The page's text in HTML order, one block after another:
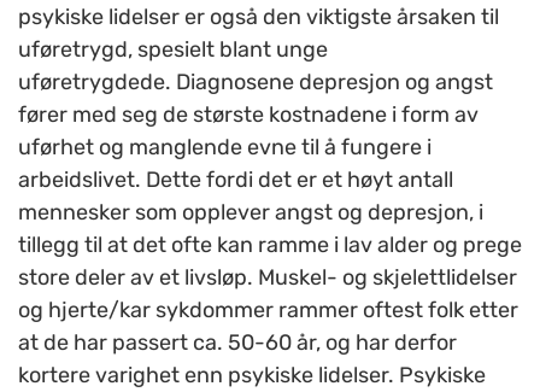
psykiske lidelser er også den viktigste årsaken til
uføretrygd, spesielt blant unge
uføretrygdede. Diagnosene depresjon og angst
fører med seg de største kostnadene i form av
uførhet og manglende evne til å fungere i
arbeidslivet. Dette fordi det er et høyt antall
mennesker som opplever angst og depresjon, i
tillegg til at det ofte kan ramme i lav alder og prege
store deler av et livsløp. Muskel- og skjelettlidelser
og hjerte/kar sykdommer rammer oftest folk etter
at de har passert ca. 50-60 år, og har derfor
kortere varighet enn psykiske lidelser. Psykiske